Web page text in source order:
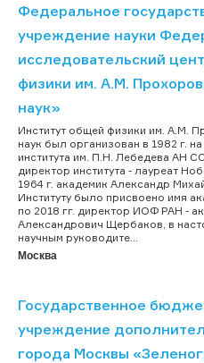
Федеральное
учреждение науки
исследовательский
физики им. А.М.
наук»
Институт общей физики им. А.М.
наук был организован в 1982 г.
института им. П.Н. Лебедева АН
директор института - лауреат
1964 г. академик Александр
Институту было присвоено имя
по 2018 гг. директор ИОФ РАН -
Александрович Щербаков, в
научным руководите...
Москва
Государственное
учреждение
города Москвы